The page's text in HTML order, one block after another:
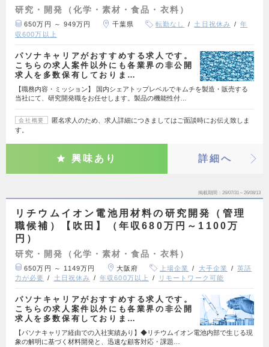
研究・開発（化学・素材・食品・衣料）
650万円 ～ 949万円 千葉県 転勤なし 土日祝休み
年
収600万以上
パソナキャリアがおすすめする求人です。
こちらの求人案件以外にも各業界の非公開
求人を多数保有しておりま…
【職務内容・ミッション】 国内シェアトップレベルでキムチを製造・販売する
当社にて、研究開発職をお任せします。製品の機能性付…
会社概要
匿名求人のため、求人詳細につきましてはご面談時にお伝え致しま
す。
興味あり 詳細へ
掲載期間 26/07/31～26/08/13
リチウムイオン電池用材料の研究開発（管理
職候補）【吹田】（年収680万円～1100万
円）
研究・開発（化学・素材・食品・衣料）
650万円 ～ 1149万円 大阪府 上場企業 大手企業
英語
力が必要
土日祝休み 年収600万以上 リモートワーク可能
パソナキャリアがおすすめする求人です。
こちらの求人案件以外にも各業界の非公開
求人を多数保有しておりま…
【パソナキャリア経由での入社実績あり】◆リチウムイオン電池内部で生じる現
象の解明に基づく材料開発と、迅速な顧客対応・課題…